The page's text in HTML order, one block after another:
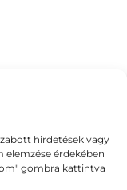
hirdetések vagy
érdekében
gombra kattintva